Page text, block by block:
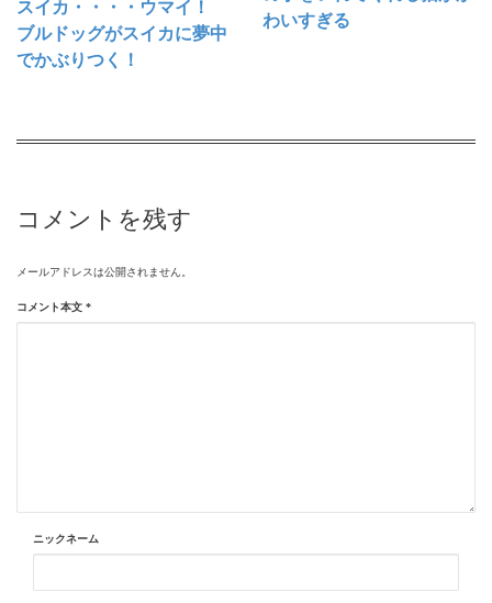
スイカ・・・・ウマイ！
ブルドッグがスイカに夢中
でかぶりつく！
わいすぎる
コメントを残す
メールアドレスは公開されません。
コメント本文 *
ニックネーム